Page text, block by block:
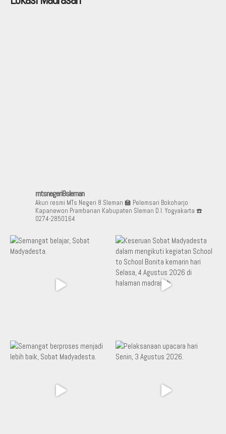
mtsnegeri8sleman
Akun resmi MTs Negeri 8 Sleman 🏫 Pelemsari Bokoharjo
Kapanewon Prambanan Kabupaten Sleman D.I. Yogyakarta ☎️
0274-2850164